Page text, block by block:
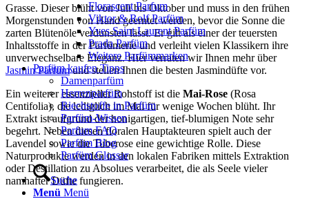
Florascent Parfum
Viktor & Rolf Parfüm
Yves Saint Laurent Parfüm
Prada Parfüm
Weitere Parfümmarken
Parfüm kaufen Tipps
Damenparfüm
Herrenparfüm
Riechstoffe in Parfüm
Parfüm-Wissen
Parfum FAQ
Parfüm Blog
Parfüm Glossar
Suche
Menü Menü
Grasse. Dieser blüht von Juli bis Oktober und muss in den frühen
Morgenstunden von Hand geerntet werden, bevor die Sonne die
zarten Blütenöle verdunsten lässt. Er gilt als einer der teuersten
Inhaltsstoffe in der Parfümerie und verleiht vielen Klassikern ihre
unverwechselbare Eleganz. Hier verraten wir Ihnen mehr über
Jasmin Parfumund stellen Ihnen die besten Jasmindüfte vor.
Ein weiterer essenzieller Rohstoff ist die Mai-Rose (Rosa
Centifolia), die lediglich im Mai für wenige Wochen blüht. Ihr
Extrakt ist aufgrund der honigartigen, tief-blumigen Note sehr
begehrt. Neben diesen floralen Hauptakteuren spielt auch der
Lavendel sowie die Tuberose eine gewichtige Rolle. Diese
Naturprodukte werden in den lokalen Fabriken mittels Extraktion
oder Destillation zu Absolues verarbeitet, die als Seele vieler
namhafter Düfte fungieren.